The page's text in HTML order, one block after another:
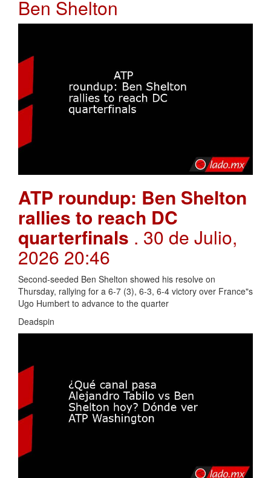
Ben Shelton
ATP roundup: Ben Shelton
rallies to reach DC
quarterfinals . 30 de Julio,
2026 20:46
Second-seeded Ben Shelton showed his resolve on
Thursday, rallying for a 6-7 (3), 6-3, 6-4 victory over France"s
Ugo Humbert to advance to the quarter
Deadspin